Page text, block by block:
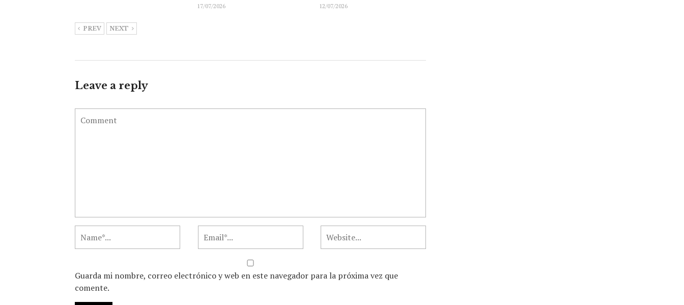
17/07/2026 12/07/2026
PREV NEXT
Leave a reply
Guarda mi nombre, correo electrónico y web en este navegador para la próxima vez que
comente.